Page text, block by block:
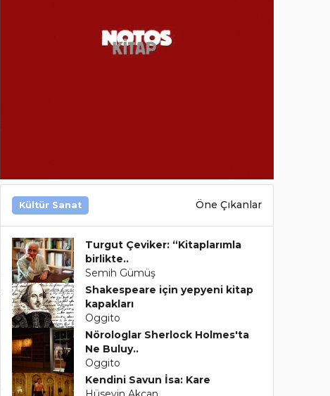
Kültür Sanat Öne Çıkanlar
Turgut Çeviker: “Kitaplarımla
birlikte..
Semih Gümüş
Shakespeare için yepyeni kitap
kapakları
Oggito
Nörologlar Sherlock Holmes'ta
Ne Buluy..
Oggito
Kendini Savun İsa: Kare